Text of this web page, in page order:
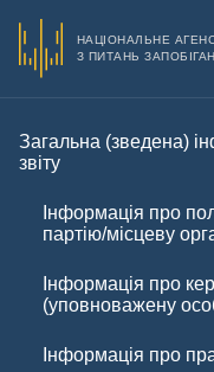
НАЦІОНАЛЬНЕ
З ПИТАНЬ
Загальна (зведена)
звіту
Інформація про
партію/місцеву
Інформація про
(уповноважену
Інформація про